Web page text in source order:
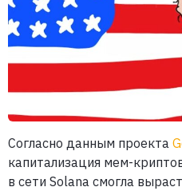
Согласно данным проекта
капитализация мем-
в сети Solana смогла